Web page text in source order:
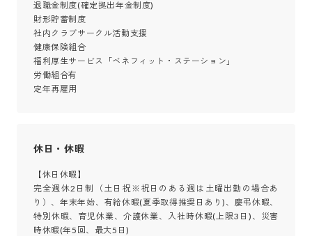
退職金制度(確定拠出年金制度)
財形貯蓄制度
社内クラブサークル活動支援
健康保険組合
福利厚生サービス「ベネフィット・ステーション」
労働組合有
定年再雇用
休日・休暇
【休日休暇】
完全週休2日制（土日祝※祝日のある週は土曜出勤の場合あ
り）、年末年始、有給休暇(夏季取得推奨日あり)、慶弔休暇、
特別休暇、育児休業、介護休業、入社時休暇(上限3日)、災害
時休暇(年5回、最大5日)